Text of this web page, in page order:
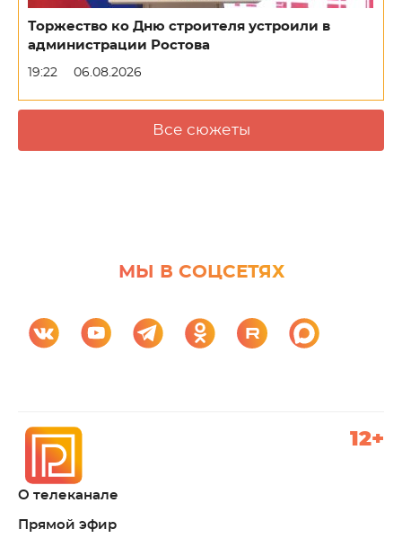
Торжество ко Дню строителя устроили в
администрации Ростова
19:22 06.08.2026
Все сюжеты
МЫ В СОЦСЕТЯХ
О телеканале
Прямой эфир
12+